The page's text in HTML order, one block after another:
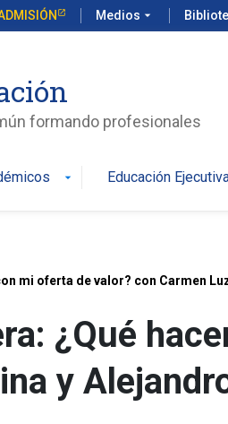
Medios arrow_drop_down
formando profesionales
arrow_drop_down Educación
mi oferta de valor? con Carmen
¿Qué
y